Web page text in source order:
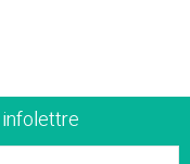
infolettre